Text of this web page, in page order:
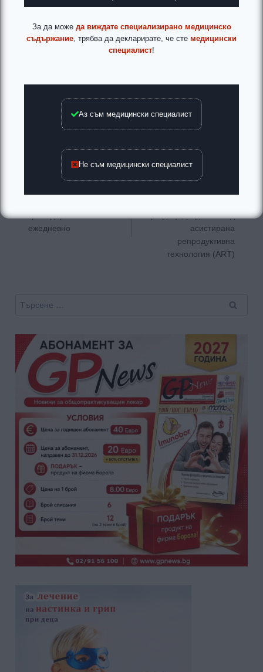
Навигация
ПРЕДИШНА
кръводарители
ежедневно
при деца, родени след
асистирана
репродуктивна
технология (ART)
Търсене
За да може да виждате специализирано медицинско
съдържание , трябва да декларирате, че сте медицински
специалист!
Аз съм медицински специалист
Не съм медицински специалист